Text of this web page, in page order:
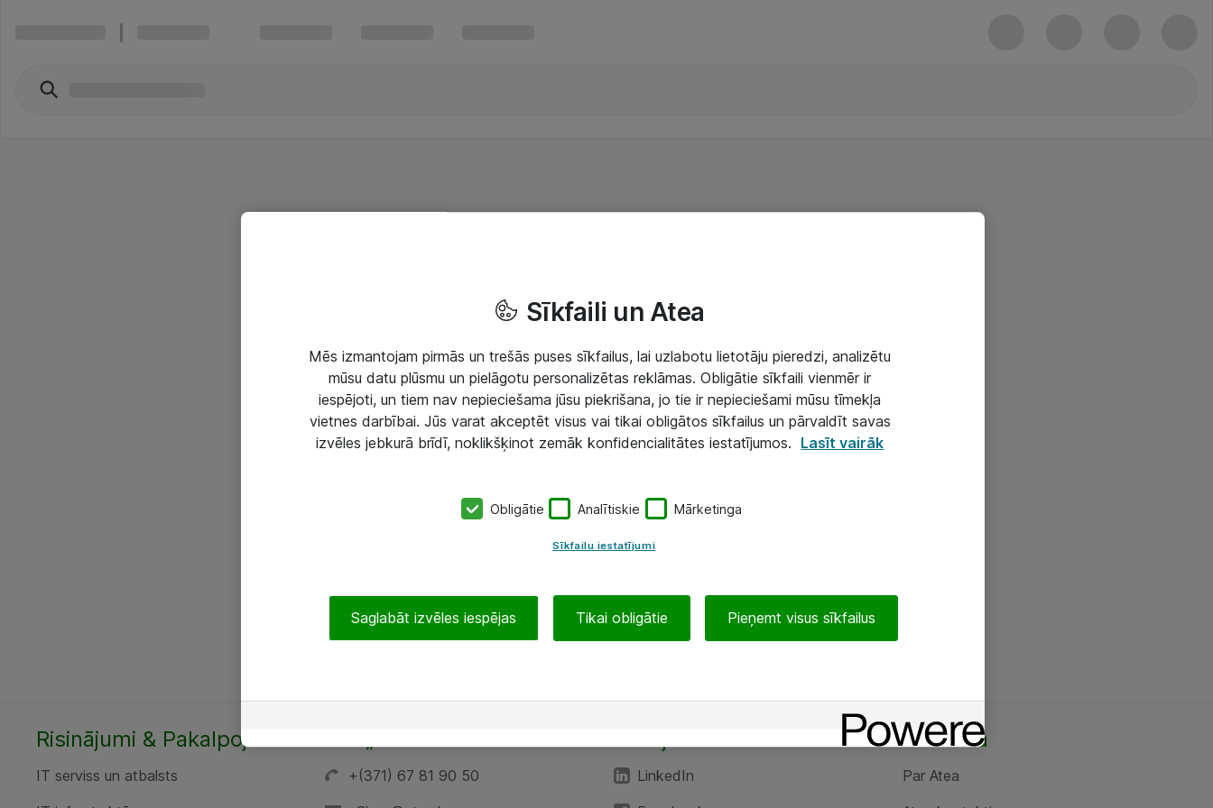
Risinājumi & Pakalpojumi
IT serviss un atbalsts
+(371) 67 81 90 50
LinkedIn
Par Atea
Par Atea
Sīkfaili un Atea
Mēs izmantojam pirmās un trešās puses sīkfailus, lai uzlabotu lietotāju pieredzi, analizētu
mūsu datu plūsmu un pielāgotu personalizētas reklāmas. Obligātie sīkfaili vienmēr ir
iespējoti, un tiem nav nepieciešama jūsu piekrišana, jo tie ir nepieciešami mūsu tīmekļa
vietnes darbībai. Jūs varat akceptēt visus vai tikai obligātos sīkfailus un pārvaldīt savas
izvēles jebkurā brīdī, noklikšķinot zemāk konfidencialitātes iestatījumos. Lasīt vairāk
Obligātie Analītiskie Mārketinga
Sīkfailu iestatījumi
Saglabāt izvēles iespējas Tikai obligātie Pieņemt visus sīkfailus